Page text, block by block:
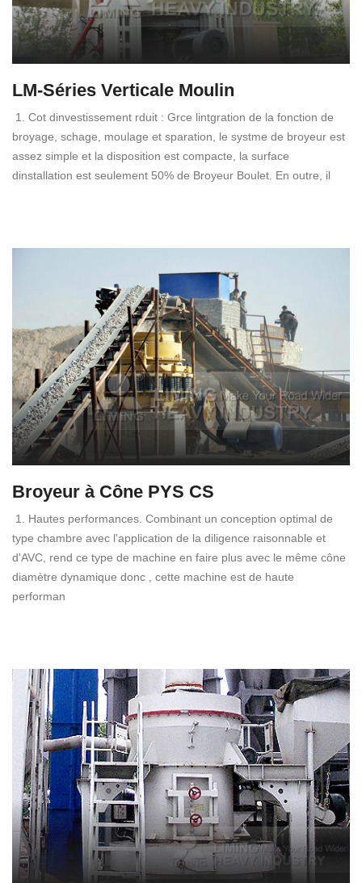
LM-Séries Verticale Moulin
1. Cot dinvestissement rduit : Grce lintgration de la fonction de
broyage, schage, moulage et sparation, le systme de broyeur est
assez simple et la disposition est compacte, la surface
dinstallation est seulement 50% de Broyeur Boulet. En outre, il
Broyeur à Cône PYS CS
1. Hautes performances. Combinant un conception optimal de
type chambre avec l'application de la diligence raisonnable et
d'AVC, rend ce type de machine en faire plus avec le même cône
diamètre dynamique donc , cette machine est de haute
performan